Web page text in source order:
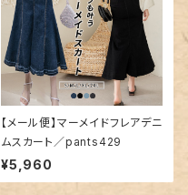
【メール便】マーメイドフレアデニ
ムスカート／pants429
¥5,960